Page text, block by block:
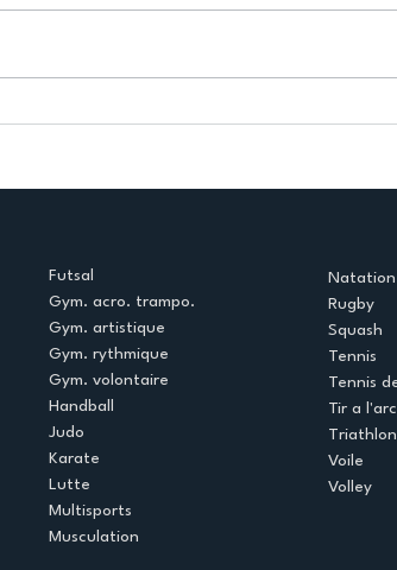
termine la saison en
Futsal
Gym. acro. trampo.
Gym. artistique
Gym. rythmique
Gym. volontaire
Handball
Judo
Karate
Lutte
Multisports
Musculation
Natation
Rugby
Squash
Tennis
Tennis
Tir a l'arc
Triathlon
Voile
Volley